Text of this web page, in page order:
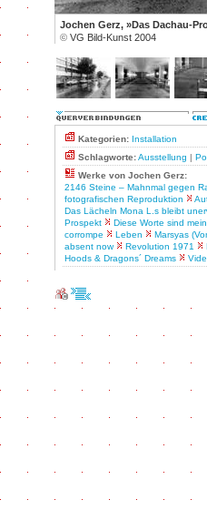
Jochen Gerz, »Das Dachau-
© VG Bild-Kunst 2004
Kategorien: Installation
Schlagworte:Ausstellung |
Werke von Jochen Gerz:
2146 Steine – Mahnmal gegen
fotografischen Reproduktion
Das Lächeln Mona L.s bleibt
Prospekt
Diese Worte sind
corrompe
Leben Marsyas
absent now
Revolution 1971
Hoods & Dragons´ Dreams